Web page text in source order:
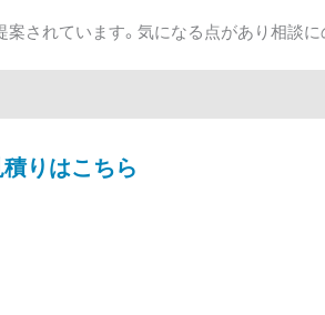
されています。気になる点があり相談
りはこちら